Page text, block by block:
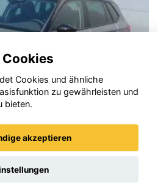
Cookies und ähnliche
zu gewährleisten und
bieten.
akzeptieren